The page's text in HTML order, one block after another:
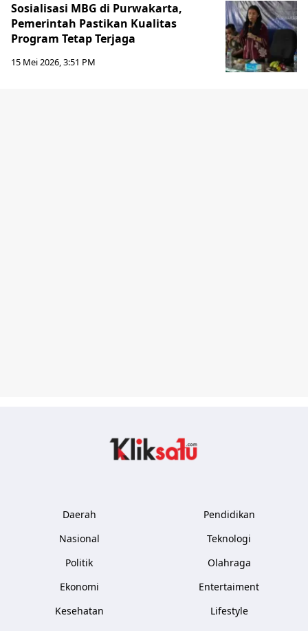
Sosialisasi MBG di Purwakarta,
Pemerintah Pastikan Kualitas
Program Tetap Terjaga
15 Mei 2026, 3:51 PM
Daerah
Nasional
Politik
Ekonomi
Kesehatan
Pendidikan
Teknologi
Olahraga
Entertaiment
Lifestyle